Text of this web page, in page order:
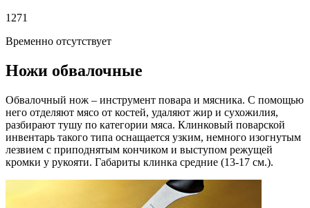
1 271
Временно отсутствует
Ножи обвалочные
Обвалочный нож – инструмент повара и мясника. С помощью
него отделяют мясо от костей, удаляют жир и сухожилия,
разбирают тушу по категории мяса. Клинковый поварской
инвентарь такого типа оснащается узким, немного изогнутым
лезвием с приподнятым кончиком и выступом режущей
кромки у рукояти. Габариты клинка средние (13-17 см.).